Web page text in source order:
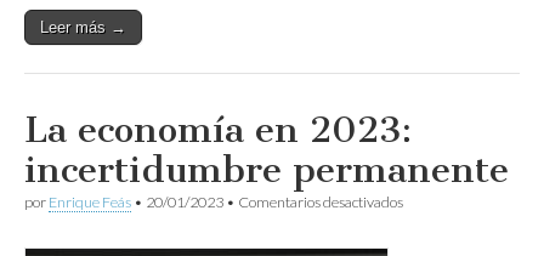
Leer más →
La economía en 2023:
incertidumbre permanente
por Enrique Feás • 20/01/2023 • Comentarios desactivadosen